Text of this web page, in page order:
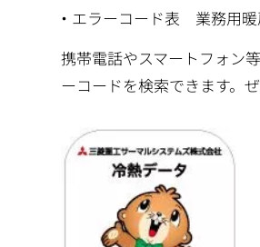
エラーコード表 業務用
携帯電話やスマートフォン
ーコードを検索できます。